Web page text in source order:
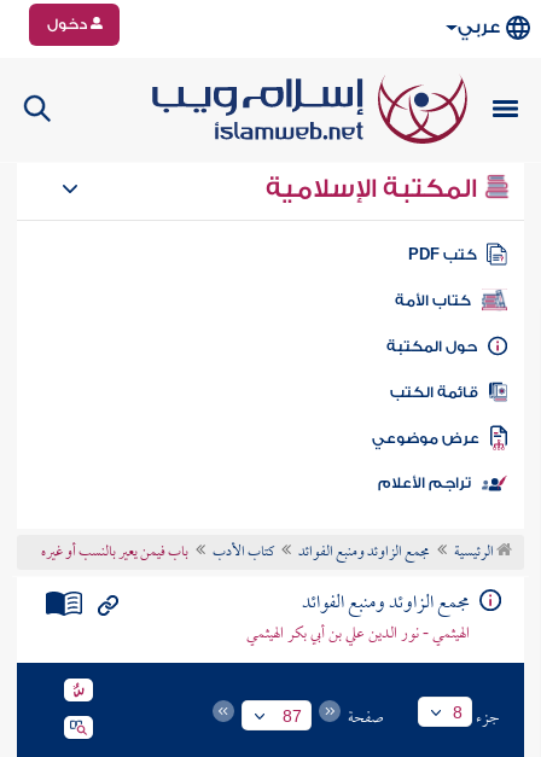
عربي دخول
المكتبة الإسلامية
كتب PDF
كتاب الأمة
المكتبة
الكتب
موضوعي
تراجم الأعلام
الرئيسية مجمع الزاوئد ومنبع الفوائد كتاب الأدب باب فيمن يعير بالنسب أو غيره
مجمع الزاوئد ومنبع الفوائد
الهيثمي - نور الدين علي بن أبي بكر الهيثمي
جزء 8 صفحة 87